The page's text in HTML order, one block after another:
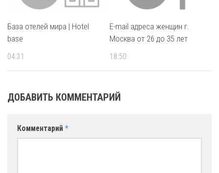
База отелей мира | Hotel
base
04:31
E-mail адреса женщин г.
Москва от 26 до 35 лет
18:50
ДОБАВИТЬ КОММЕНТАРИЙ
Комментарий *